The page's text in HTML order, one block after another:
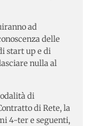
ad
delle
start up e di
nulla al
di
di Rete, la
4-ter e seguenti,